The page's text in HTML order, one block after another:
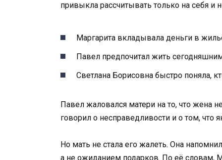
привыкла рассчитывать только на себя и
Маргарита вкладывала деньги в
Павел предпочитал жить
Светлана Борисовна быстро поняла,
Павел жаловался матери на то, что жена
говорил о несправедливости и о том,
Но мать не стала его жалеть. Она
а не ожиданием подарков. По её словам,